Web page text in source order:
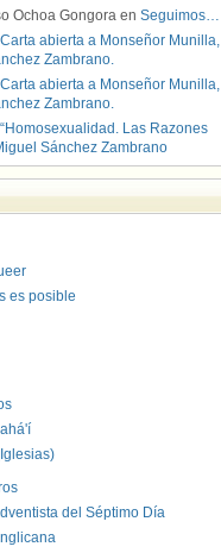
Ochoa Gongora en Seguimos…
Carta abierta a Monseñor Munilla,
Zambrano.
Carta abierta a Monseñor Munilla,
Zambrano.
“Homosexualidad. Las Razones
Sánchez Zambrano
es posible
del Séptimo Día